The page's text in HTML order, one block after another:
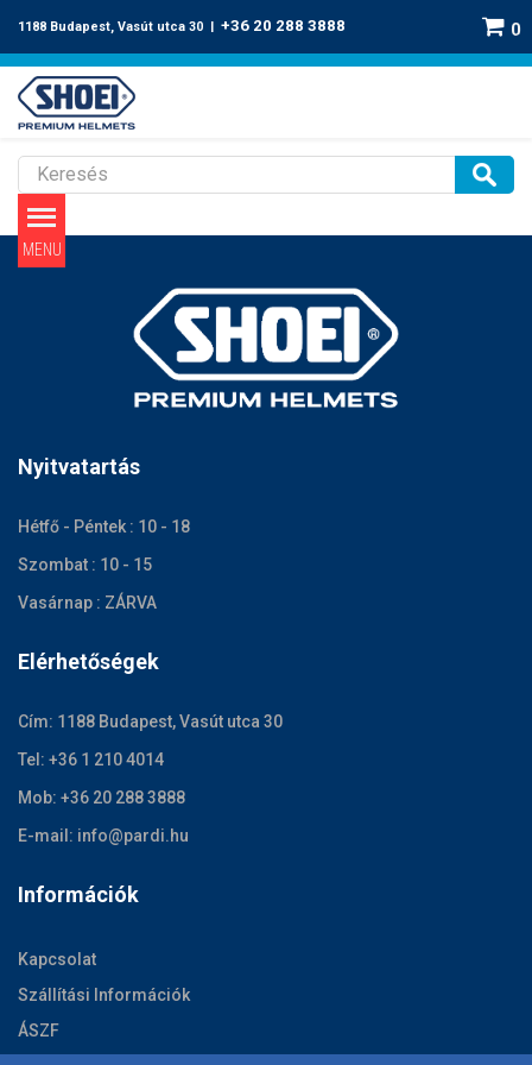
1188 Budapest, Vasút utca 30 | +36 20 288 3888 0
NXR 2 arc és fejpárnák
Nyitvatartás
Hétfő - Péntek : 10 - 18
Szombat : 10 - 15
Vasárnap : ZÁRVA
Elérhetőségek
Cím: 1188 Budapest, Vasút utca 30
Tel: +36 1 210 4014
Mob: +36 20 288 3888
E-mail: info@pardi.hu
Információk
Kapcsolat
Szállítási Információk
ÁSZF